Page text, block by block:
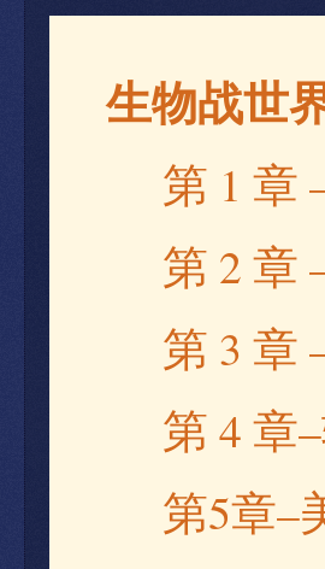
生物战世
第 1章
第 2章
第 3章
第 4章–
第5章–